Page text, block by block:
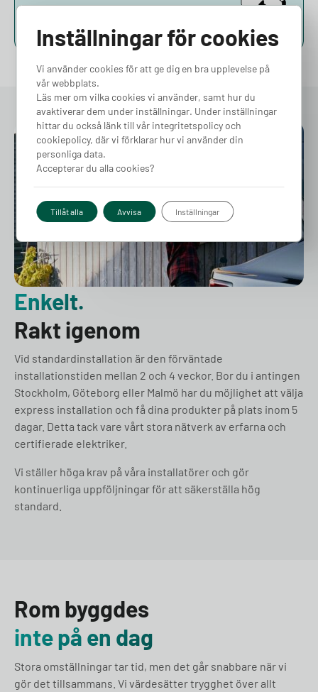
Enkelt.
Rakt igenom
Vid standardinstallation är den förväntade
installationstiden mellan 2 och 4 veckor. Bor du i antingen
Stockholm, Göteborg eller Malmö har du möjlighet att välja
express installation och få dina produkter på plats inom 5
dagar. Detta tack vare vårt stora nätverk av erfarna och
certifierade elektriker.
Vi ställer höga krav på våra installatörer och gör
kontinuerliga uppföljningar för att säkerställa hög
standard.
Rom byggdes
inte på en dag
Stora omställningar tar tid, men det går snabbare när vi
gör det tillsammans. Vi värdesätter trygghet över allt
Inställningar för cookies
Vi använder cookies för att ge dig en bra upplevelse på
vår webbplats.
Läs mer om vilka cookies vi använder, samt hur du
avaktiverar dem under inställningar. Under inställningar
hittar du också länk till vår integritetspolicy och
cookiepolicy, där vi förklarar hur vi använder din
personliga data.
Accepterar du alla cookies?
Tillåt alla Avvisa Inställningar